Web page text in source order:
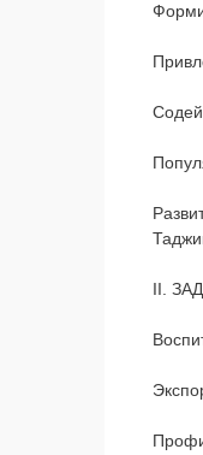
II.